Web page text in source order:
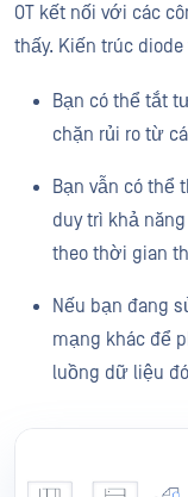
OT kết nối với các
thấy. Kiến trúc
Bạn có thể tắt
chặn rủi ro từ
Bạn vẫn có thể
duy trì khả
theo thời gian
Nếu bạn đang
mạng khác để
luồng dữ liệu